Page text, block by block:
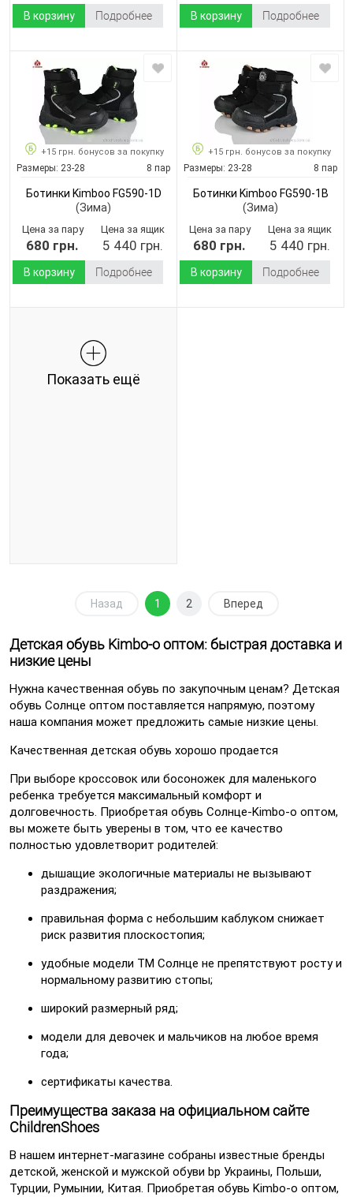
В корзину Подробнее В корзину Подробнее
+15 грн. бонусов за покупку
Размеры: 23-28 8 пар
Ботинки Kimboo FG590-1D
(Зима)
Цена за пару
680 грн.
Цена за ящик
5 440 грн.
В корзину Подробнее
+15 грн. бонусов за покупку
Размеры: 23-28 8 пар
Ботинки Kimboo FG590-1B
(Зима)
Цена за пару
680 грн.
Цена за ящик
5 440 грн.
В корзину Подробнее
Показать ещё
Назад 1 2 Вперед
Детская обувь Kimbo-o оптом: быстрая доставка и
низкие цены
Нужна качественная обувь по закупочным ценам? Детская
обувь Солнце оптом поставляется напрямую, поэтому
наша компания может предложить самые низкие цены.
Качественная детская обувь хорошо продается
При выборе кроссовок или босоножек для маленького
ребенка требуется максимальный комфорт и
долговечность. Приобретая обувь Солнце-Kimbo-o оптом,
вы можете быть уверены в том, что ее качество
полностью удовлетворит родителей:
дышащие экологичные материалы не вызывают
раздражения;
правильная форма с небольшим каблуком снижает
риск развития плоскостопия;
удобные модели ТМ Солнце не препятствуют росту и
нормальному развитию стопы;
широкий размерный ряд;
модели для девочек и мальчиков на любое время
года;
сертификаты качества.
Преимущества заказа на официальном сайте
ChildrenShoes
В нашем интернет-магазине собраны известные бренды
детской, женской и мужской обуви bp Украины, Польши,
Турции, Румынии, Китая. Приобретая обувь Kimbo-o оптом,